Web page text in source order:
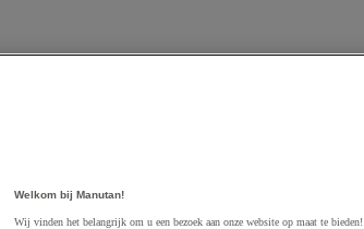
aan winkelwagen
Welkom bij Manutan!
Wij vinden het belangrijk om u een bezoek aan onze website op maat te bieden!